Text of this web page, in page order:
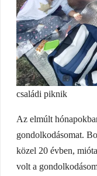
családi piknik
Az elmúlt
gondolkodásomat.
közel 20 évben,
volt a